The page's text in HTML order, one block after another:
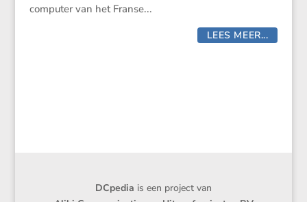
computer van het Franse...
LEES MEER...
DCpedia is een project van